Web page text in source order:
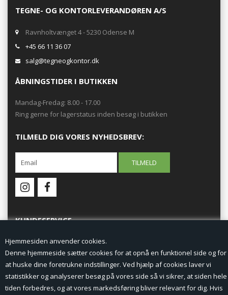
Hjemmesiden anvender cookies.
Denne hjemmeside sætter cookies for at opnå en funktionel side og for
at huske dine foretrukne indstillinger. Ved hjælp af cookies laver vi
statistikker og analyserer besøg på vores side så vi sikrer, at siden hele
tiden forbedres, og at vores markedsføring bliver relevant for dig. Hvis
TEGNE- OG KONTORLEVERANDØREN A/S
Ravnholtvænget 4 - 5230 Odense M
+45 66 11 36 07
salg@tegneogkontor.dk
ÅBNINGSTIDER I BUTIKKEN
Mandag-Fredag: 8.00 - 17.00
Ring gerne for lagerstatus inden besøg i butikken
TILMELD DIG VORES NYHEDSBREV:
KUNDESERVICE
Min Konto
Nyheder